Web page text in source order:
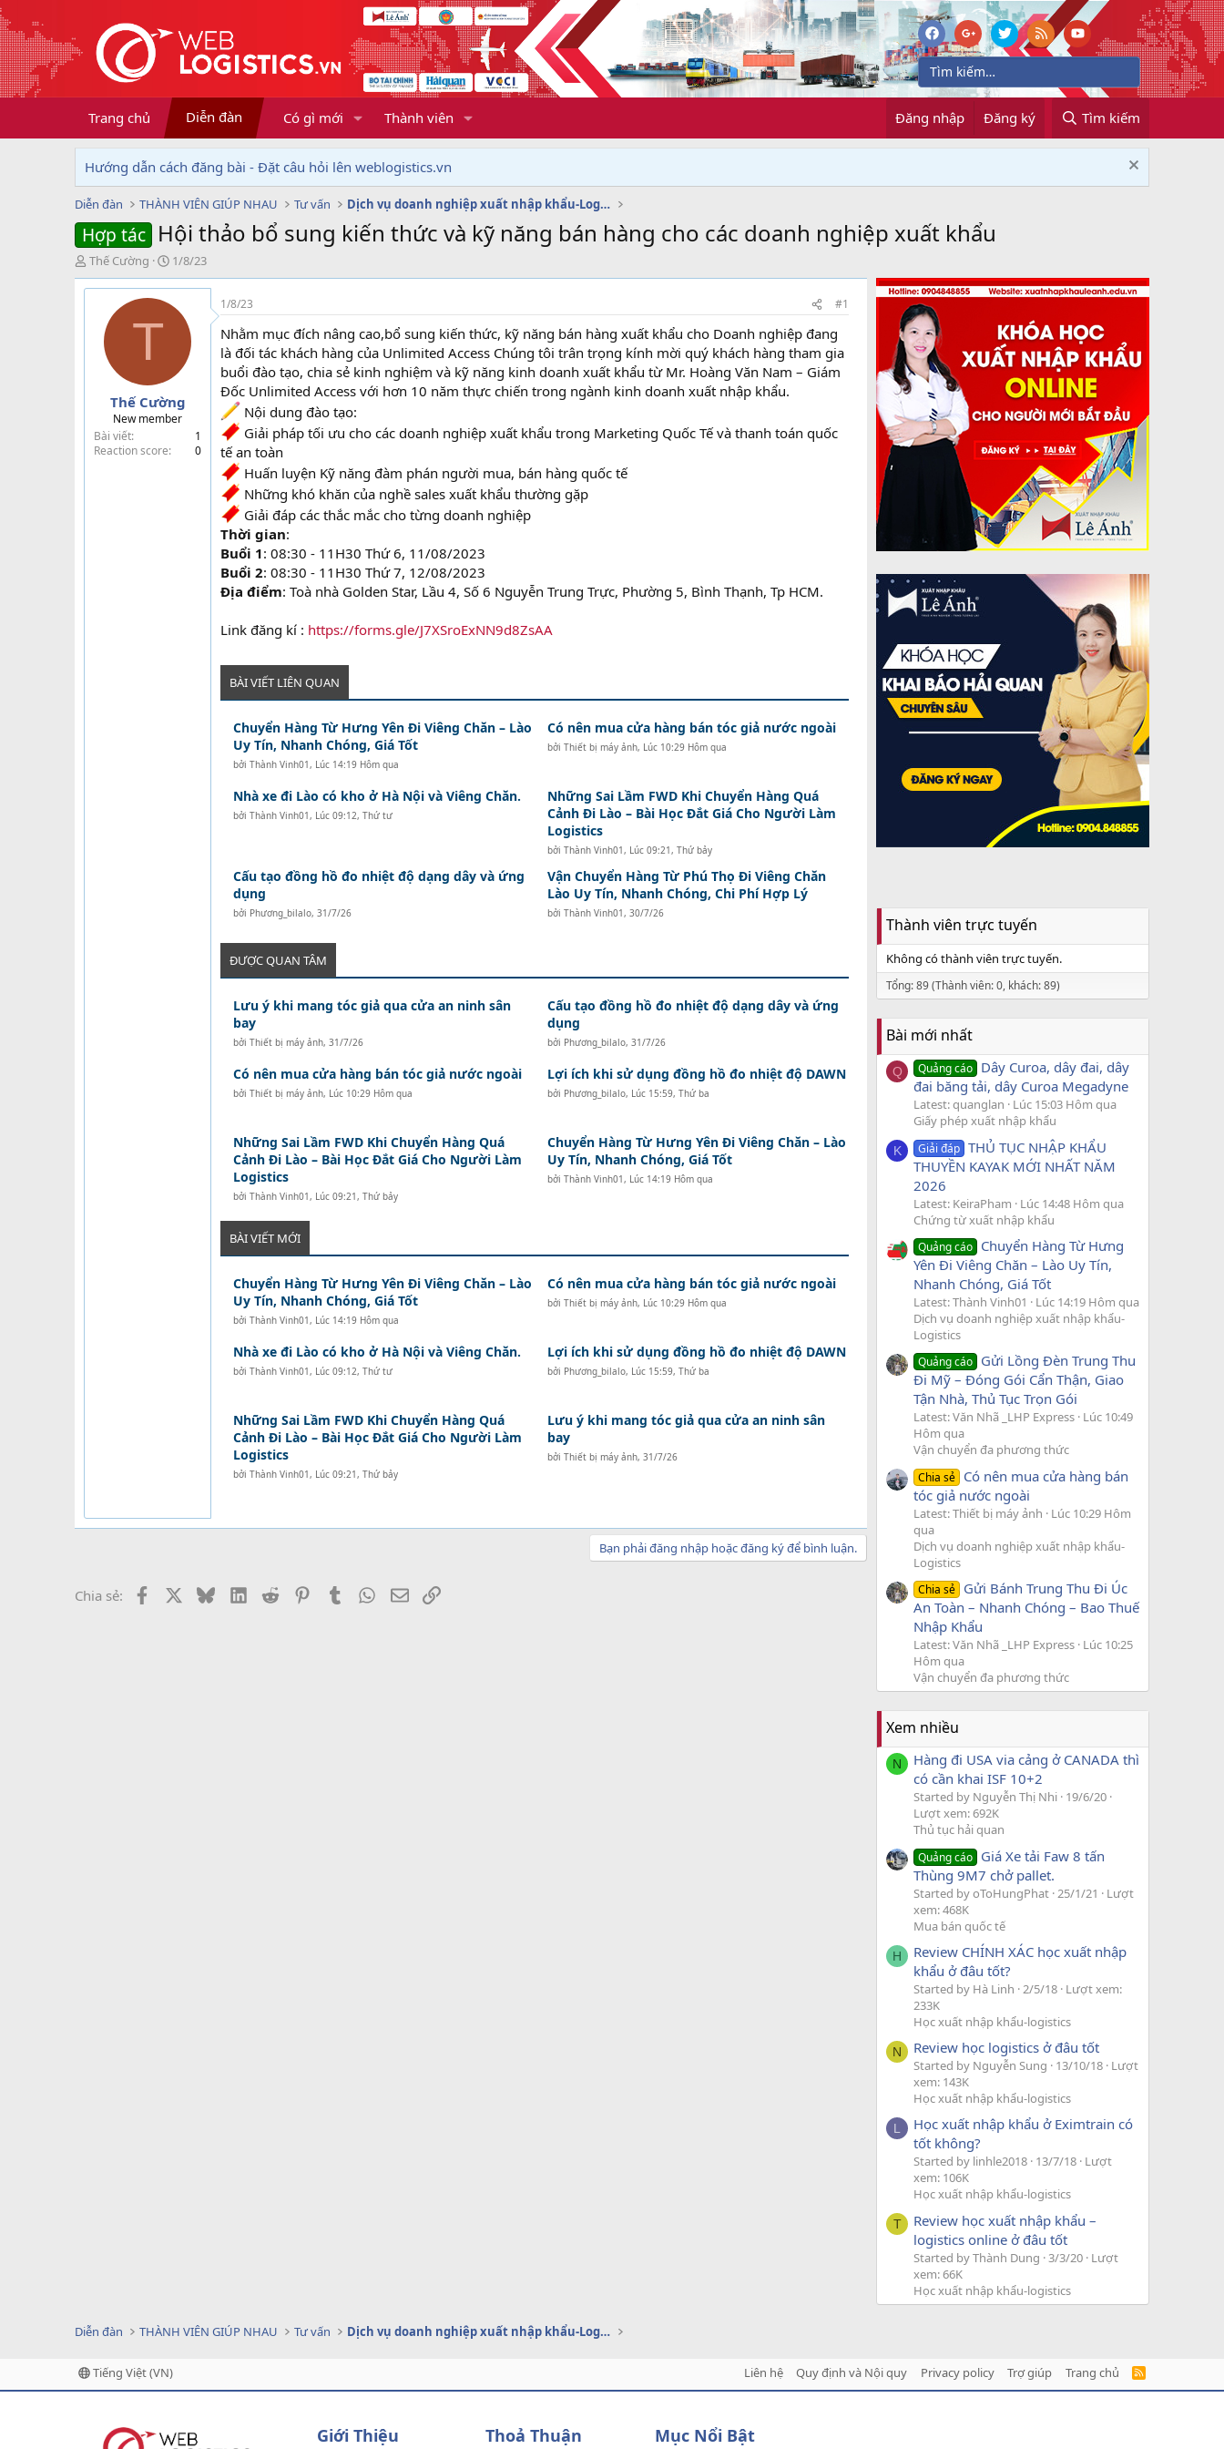
Trang chủ Diễn đàn Có gì mới Thành viên Đăng nhập Đăng ký Tìm kiếm
Hướng dẫn cách đăng bài - Đặt câu hỏi lên weblogistics.vn
Diễn đàn THÀNH VIÊN GIÚP NHAU Tư vấn Dịch vụ doanh nghiệp xuất nhập khẩu-Logistics
Hợp tác Hội thảo bổ sung kiến thức và kỹ năng bán hàng cho các doanh nghiệp xuất khẩu
T
h
r
Thế Cường
N
g
à
y
1/8/23
T
Thế Cường
New member
Bài viết
1
Reaction score
0
1/8/23 #1
Nhằm mục đích nâng cao,bổ sung kiến thức, kỹ năng bán hàng xuất khẩu cho Doanh nghiệp đang
là đối tác khách hàng của Unlimited Access Chúng tôi trân trọng kính mời quý khách hàng tham gia
buổi đào tạo, chia sẻ kinh nghiệm và kỹ năng kinh doanh xuất khẩu từ Mr. Hoàng Văn Nam – Giám
Đốc Unlimited Access với hơn 10 năm thực chiến trong ngành kinh doanh xuất nhập khẩu.
Nội dung đào tạo:
Giải pháp tối ưu cho các doanh nghiệp xuất khẩu trong Marketing Quốc Tế và thanh toán quốc
tế an toàn
Huấn luyện Kỹ năng đàm phán người mua, bán hàng quốc tế
Những khó khăn của nghề sales xuất khẩu thường gặp
Giải đáp các thắc mắc cho từng doanh nghiệp
Thời gian:
Buổi 1: 08:30 - 11H30 Thứ 6, 11/08/2023
Buổi 2: 08:30 - 11H30 Thứ 7, 12/08/2023
Địa điểm: Toà nhà Golden Star, Lầu 4, Số 6 Nguyễn Trung Trực, Phường 5, Bình Thạnh, Tp HCM.
Link đăng kí : https://forms.gle/J7XSroExNN9d8ZsAA
BÀI VIẾT LIÊN QUAN
Chuyển Hàng Từ Hưng Yên Đi Viêng Chăn – Lào
Uy Tín, Nhanh Chóng, Giá Tốt
bởi Thành Vinh01, Lúc 14:19 Hôm qua
Có nên mua cửa hàng bán tóc giả nước ngoài
bởi Thiết bị máy ảnh, Lúc 10:29 Hôm qua
Nhà xe đi Lào có kho ở Hà Nội và Viêng Chăn.
bởi Thành Vinh01, Lúc 09:12, Thứ tư
Những Sai Lầm FWD Khi Chuyển Hàng Quá
Cảnh Đi Lào – Bài Học Đắt Giá Cho Người Làm
Logistics
bởi Thành Vinh01, Lúc 09:21, Thứ bảy
Cấu tạo đồng hồ đo nhiệt độ dạng dây và ứng
dụng
bởi Phương_bilalo, 31/7/26
Vận Chuyển Hàng Từ Phú Thọ Đi Viêng Chăn
Lào Uy Tín, Nhanh Chóng, Chi Phí Hợp Lý
bởi Thành Vinh01, 30/7/26
ĐƯỢC QUAN TÂM
Lưu ý khi mang tóc giả qua cửa an ninh sân
bay
bởi Thiết bị máy ảnh, 31/7/26
Cấu tạo đồng hồ đo nhiệt độ dạng dây và ứng
dụng
bởi Phương_bilalo, 31/7/26
Có nên mua cửa hàng bán tóc giả nước ngoài
bởi Thiết bị máy ảnh, Lúc 10:29 Hôm qua
Lợi ích khi sử dụng đồng hồ đo nhiệt độ DAWN
bởi Phương_bilalo, Lúc 15:59, Thứ ba
Những Sai Lầm FWD Khi Chuyển Hàng Quá
Cảnh Đi Lào – Bài Học Đắt Giá Cho Người Làm
Logistics
bởi Thành Vinh01, Lúc 09:21, Thứ bảy
Chuyển Hàng Từ Hưng Yên Đi Viêng Chăn – Lào
Uy Tín, Nhanh Chóng, Giá Tốt
bởi Thành Vinh01, Lúc 14:19 Hôm qua
BÀI VIẾT MỚI
Chuyển Hàng Từ Hưng Yên Đi Viêng Chăn – Lào
Uy Tín, Nhanh Chóng, Giá Tốt
bởi Thành Vinh01, Lúc 14:19 Hôm qua
Có nên mua cửa hàng bán tóc giả nước ngoài
bởi Thiết bị máy ảnh, Lúc 10:29 Hôm qua
Nhà xe đi Lào có kho ở Hà Nội và Viêng Chăn.
bởi Thành Vinh01, Lúc 09:12, Thứ tư
Lợi ích khi sử dụng đồng hồ đo nhiệt độ DAWN
bởi Phương_bilalo, Lúc 15:59, Thứ ba
Những Sai Lầm FWD Khi Chuyển Hàng Quá
Cảnh Đi Lào – Bài Học Đắt Giá Cho Người Làm
Logistics
bởi Thành Vinh01, Lúc 09:21, Thứ bảy
Lưu ý khi mang tóc giả qua cửa an ninh sân
bay
bởi Thiết bị máy ảnh, 31/7/26
Bạn phải đăng nhập hoặc đăng ký để bình luận.
Chia sẻ: Facebook BlueskyLinkedIn
Reddit PinterestTumblr WhatsApp
EmailLink
Thành viên trực tuyến
Không có thành viên trực tuyến.
Tổng: 89 (Thành viên: 0, khách: 89)
Bài mới nhất
Q Quảng cáo Dây Curoa, dây đai, dây
đai băng tải, dây Curoa Megadyne
Latest: quanglan
Lúc 15:03 Hôm qua
Giấy phép xuất nhập khẩu
K Giải đáp THỦ TỤC NHẬP KHẨU
THUYỀN KAYAK MỚI NHẤT NĂM
2026
Latest: KeiraPham
Lúc 14:48 Hôm qua
Chứng từ xuất nhập khẩu
Quảng cáo Chuyển Hàng Từ Hưng
Yên Đi Viêng Chăn – Lào Uy Tín,
Nhanh Chóng, Giá Tốt
Latest: Thành Vinh01
Lúc 14:19 Hôm qua
Dịch vụ doanh nghiệp xuất nhập khẩu-
Logistics
Quảng cáo Gửi Lồng Đèn Trung Thu
Đi Mỹ – Đóng Gói Cẩn Thận, Giao
Tận Nhà, Thủ Tục Trọn Gói
Latest: Văn Nhã _LHP Express Lúc 10:49
Hôm qua
Vận chuyển đa phương thức
Chia sẻ Có nên mua cửa hàng bán
tóc giả nước ngoài
Latest: Thiết bị máy ảnh
Lúc 10:29 Hôm
qua
Dịch vụ doanh nghiệp xuất nhập khẩu-
Logistics
Chia sẻ Gửi Bánh Trung Thu Đi Úc
An Toàn – Nhanh Chóng – Bao Thuế
Nhập Khẩu
Latest: Văn Nhã _LHP Express Lúc 10:25
Hôm qua
Vận chuyển đa phương thức
Xem nhiều
N
Hàng đi USA via cảng ở CANADA thì
có cần khai ISF 10+2
Started by Nguyễn Thị Nhi 19/6/20
Lượt xem: 692K
Thủ tục hải quan
Quảng cáo Giá Xe tải Faw 8 tấn
Thùng 9M7 chở pallet.
Started by oToHungPhat 25/1/21
Lượt
xem: 468K
Mua bán quốc tế
H
Review CHÍNH XÁC học xuất nhập
khẩu ở đâu tốt?
Started by Hà Linh 2/5/18 Lượt xem:
233K
Học xuất nhập khẩu-logistics
N Review học logistics ở đâu tốt
Started by Nguyễn Sung 13/10/18 Lượt
xem: 143K
Học xuất nhập khẩu-logistics
L
Học xuất nhập khẩu ở Eximtrain có
tốt không?
Started by linhle2018 13/7/18 Lượt
xem: 106K
Học xuất nhập khẩu-logistics
T
Review học xuất nhập khẩu –
logistics online ở đâu tốt
Started by Thành Dung 3/3/20 Lượt
xem: 66K
Học xuất nhập khẩu-logistics
Diễn đàn THÀNH VIÊN GIÚP NHAU Tư vấn Dịch vụ doanh nghiệp xuất nhập khẩu-Logistics
Tiếng Việt (VN) Liên hệ Quy định và Nội quy Privacy policy Trợ giúp Trang chủ
R
Giới Thiệu Thoả Thuận Mục Nổi Bật